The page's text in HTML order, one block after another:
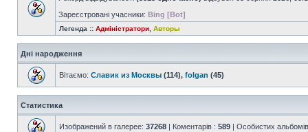
Зареєстровані учасники: Bing [Bot]
Легенда :: Адміністратори Авторы
Дні народження
Вітаємо: Славик из Москвы (114), folgan (45)
Статистика
Изображений в галерее: 37268 | Коментарів : 589 | Особистих